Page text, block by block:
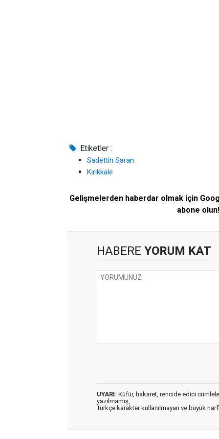
Etiketler :
Sadettin Saran
Kırıkkale
Gelişmelerden haberdar olmak için
abone
HABERE YORUM KAT
UYARI: Küfür, hakaret, rencide edici
yazılmamış,
Türkçe karakter kullanılmayan ve büyük